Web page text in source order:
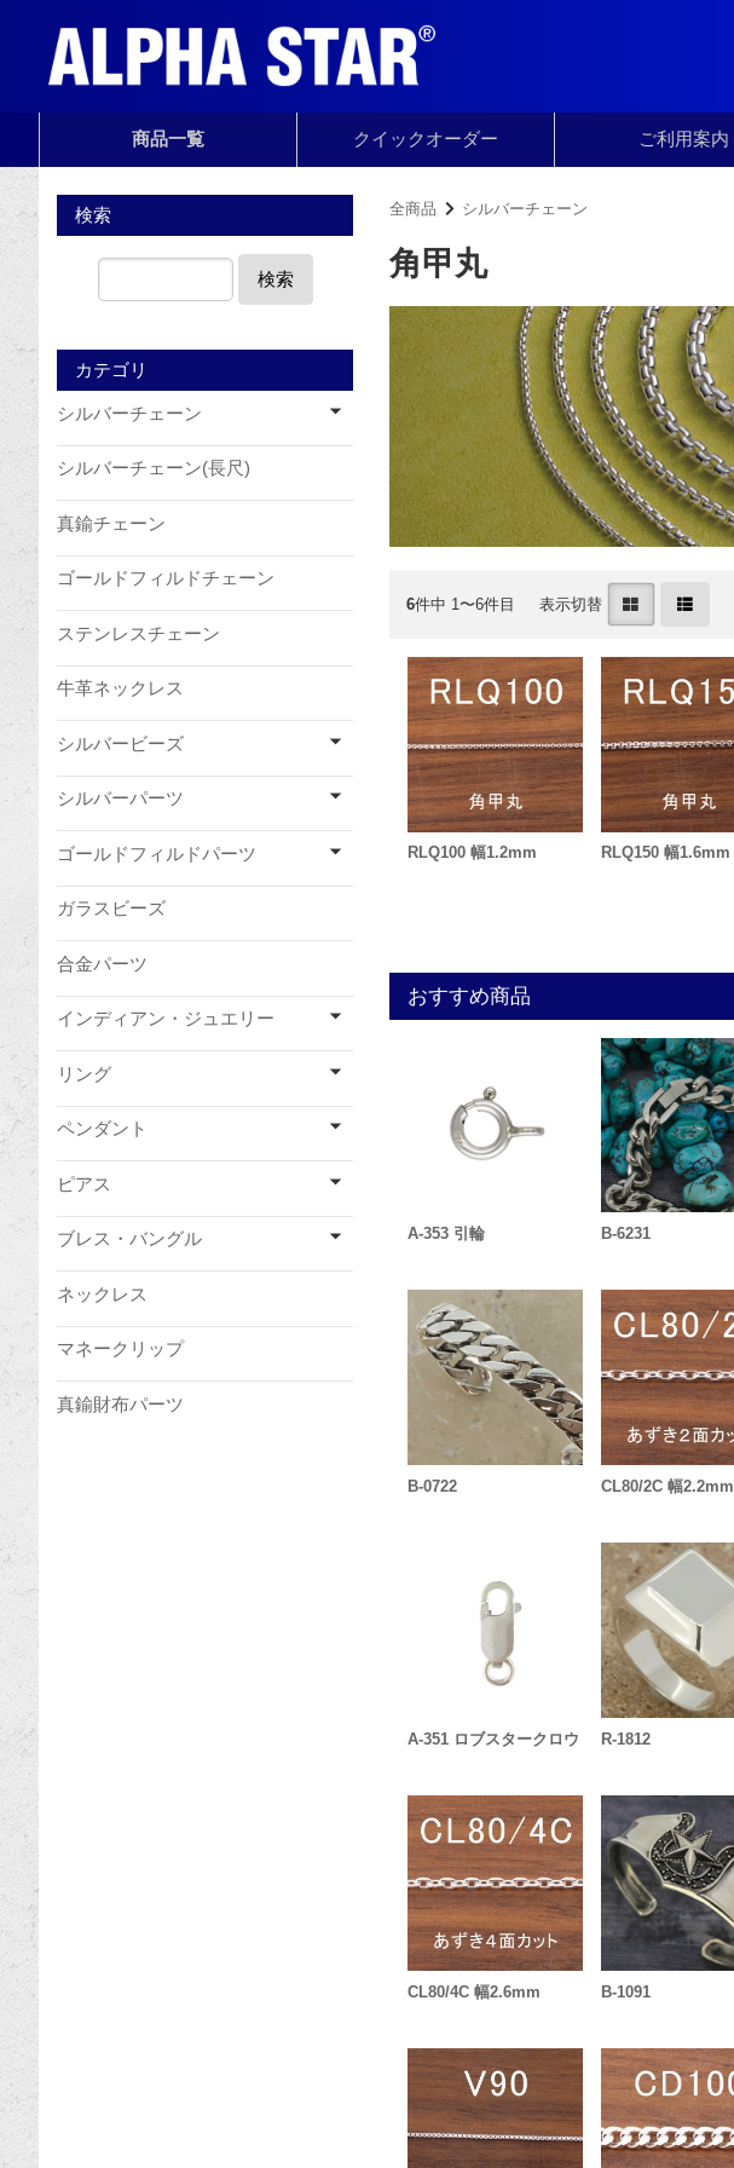
商品一覧 クイックオーダー ご利用案内
全商品 シルバーチェーン
角甲丸
6件中 1〜6件目 表示切替
RLQ100 幅1.2mm RLQ150 幅1.6mm
おすすめ商品
A-353 引輪 B-6231
B-0722 CL80/2C 幅2.2mm
A-351 ロブスタークロウ R-1812
CL80/4C 幅2.6mm B-1091
検索
検索
カテゴリ
シルバーチェーン
シルバーチェーン(長尺)
真鍮チェーン
ゴールドフィルドチェーン
ステンレスチェーン
牛革ネックレス
シルバービーズ
シルバーパーツ
ゴールドフィルドパーツ
ガラスビーズ
合金パーツ
インディアン・ジュエリー
リング
ペンダント
ピアス
ブレス・バングル
ネックレス
マネークリップ
真鍮財布パーツ